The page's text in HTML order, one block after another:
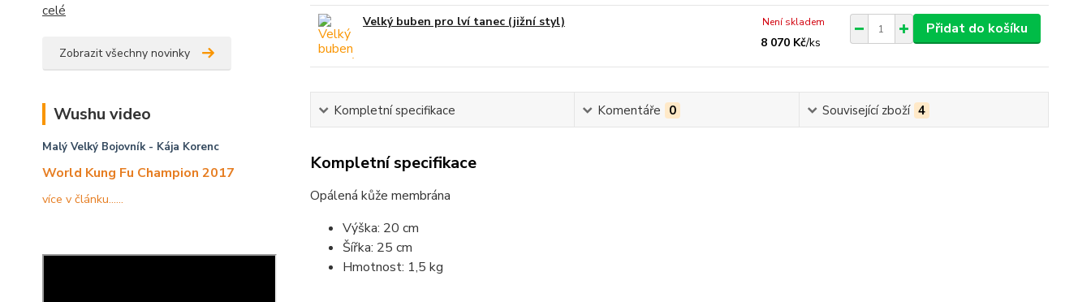
celé
Zobrazit všechny novinky
Wushu video
Malý Velký Bojovník- Kája Korenc
World Kung Fu Champion 2017
více v článku......
Velký buben pro lví tanec (jižní styl)
8 070 Kč/ks
Není skladem Přidat do košíku
Kompletní specifikace Komentáře 0 Související zboží 4
Kompletní specifikace
Opálená kůže membrána
Výška: 20 cm
Šířka: 25 cm
Hmotnost: 1,5 kg